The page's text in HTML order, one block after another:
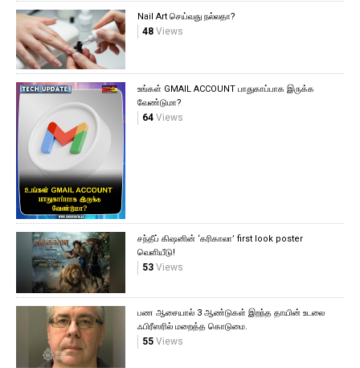
Nail Art செய்வது நல்லதா?
48Views
உங்கள் GMAIL ACCOUNT பாதுகாப்பாக இருக்க
வேண்டுமா?
64Views
சந்தீப் கிஷனின் ‘கரிகாலா’ first look poster
வெளியீடு!
53Views
பண ஆசையால் 3 ஆண்டுகள் இறந்த தாயின் உடலை
ஃபிரீஸரில் மறைத்த கொடுமை.
55Views